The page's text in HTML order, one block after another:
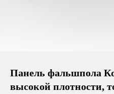
Панель фальшпола
высокой плотности,